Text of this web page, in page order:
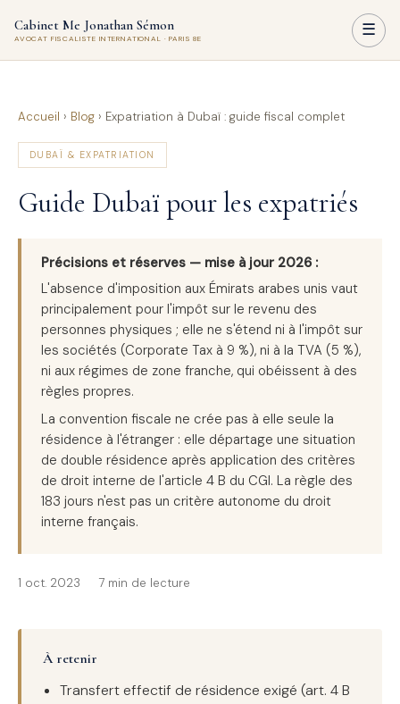
Cabinet Me Jonathan Sémon
AVOCAT FISCALISTE INTERNATIONAL · PARIS 8E ☰
Accueil › Blog › Expatriation à Dubaï : guide fiscal complet
DUBAÏ & EXPATRIATION
Guide Dubaï pour les expatriés
Précisions et réserves — mise à jour 2026 :
L'absence d'imposition aux Émirats arabes unis vaut
principalement pour l'impôt sur le revenu des
personnes physiques ; elle ne s'étend ni à l'impôt sur
les sociétés (Corporate Tax à 9 %), ni à la TVA (5 %),
ni aux régimes de zone franche, qui obéissent à des
règles propres.
La convention fiscale ne crée pas à elle seule la
résidence à l'étranger : elle départage une situation
de double résidence après application des critères
de droit interne de l'article 4 B du CGI. La règle des
183 jours n'est pas un critère autonome du droit
interne français.
1 oct. 2023 7 min de lecture
À retenir
Transfert effectif de résidence exigé (art. 4 B